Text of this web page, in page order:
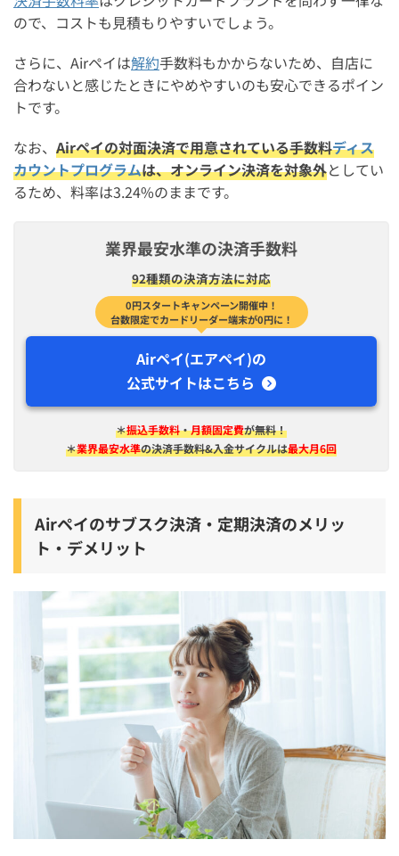
ので、コストも見積もりやすいでしょう。
さらに、Airペイは解約手数料もかからないため、自店に
合わないと感じたときにやめやすいのも安心できるポイン
トです。
なお、 Airペイの対面決済で用意されている手数料ディス
カウントプログラムは、オンライン決済を対象外としてい
るため、料率は3.24%のままです。
業界最安水準の決済手数料
92種類の決済方法に対応
0円スタートキャンペーン開催中！
台数限定でカードリーダー端末が0円に！
Airペイ(エアペイ)の
公式サイトはこちら
＊振込手数料・月額固定費が無料！
＊業界最安水準の決済手数料&入金サイクルは最大月6回
Airペイのサブスク決済・定期決済のメリッ
ト・デメリット